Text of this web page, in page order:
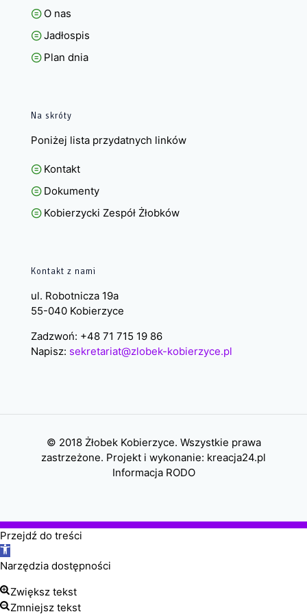
O nas
Jadłospis
Plan dnia
Na skróty
Poniżej lista przydatnych linków
Kontakt
Dokumenty
Kobierzycki Zespół Żłobków
Kontakt z nami
ul. Robotnicza 19a
55-040 Kobierzyce
Zadzwoń: +48 71 715 19 86
Napisz: sekretariat@zlobek-kobierzyce.pl
© 2018 Żłobek Kobierzyce. Wszystkie prawa
zastrzeżone. Projekt i wykonanie: kreacja24.pl
Informacja RODO
Przejdź do treści
Otwórz
pasek
Narzędzia dostępności
Zwiększ tekst
Zmniejsz tekst